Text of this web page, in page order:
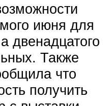
июня для
двенадцатого
Также
что
получить